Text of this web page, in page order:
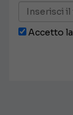
Accetto la